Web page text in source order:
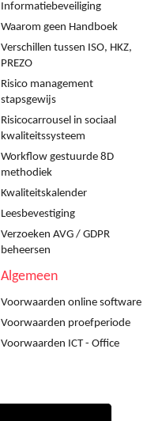
Informatiebeveiliging
Waarom geen Handboek
Verschillen tussen ISO, HKZ,
PREZO
Risico management
stapsgewijs
Risicocarrousel in sociaal
kwaliteitssysteem
Workflow gestuurde 8D
methodiek
Kwaliteitskalender
Leesbevestiging
Verzoeken AVG / GDPR
beheersen
Algemeen
Voorwaarden online software
Voorwaarden proefperiode
Voorwaarden ICT - Office